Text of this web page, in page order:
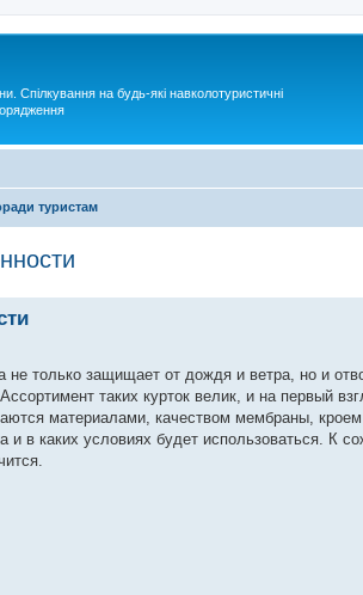
Спілкування на будь-які навколотуристичні
туристам
только защищает от дождя и ветра, но и
таких курток велик, и на первый
материалами, качеством мембраны,
в каких условиях будет использоваться. К